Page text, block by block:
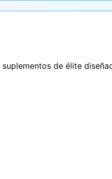
de élite